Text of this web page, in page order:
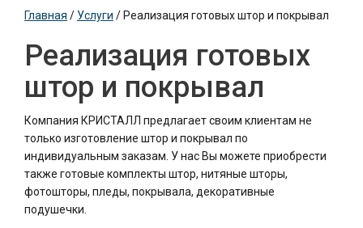
Главная / Услуги / Реализация готовых штор и покрывал
Реализация готовых
штор и покрывал
Компания КРИСТАЛЛ предлагает своим клиентам не
только изготовление штор и покрывал по
индивидуальным заказам. У нас Вы можете приобрести
также готовые комплекты штор, нитяные шторы,
фотошторы, пледы, покрывала, декоративные
подушечки.